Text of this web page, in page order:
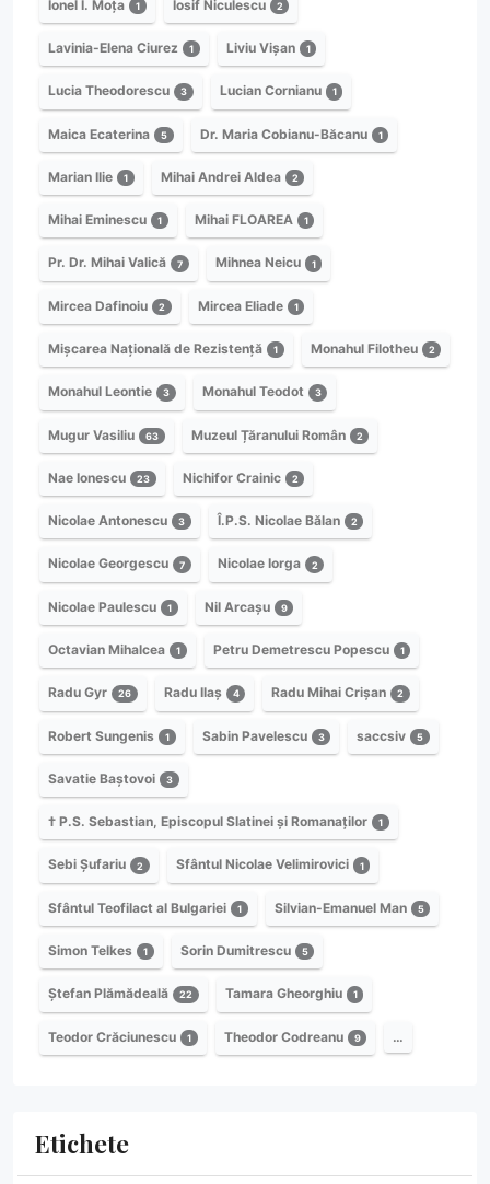
Ionel I. Moța 1 Iosif Niculescu 2
Lavinia-Elena Ciurez 1 Liviu Vișan 1
Lucia Theodorescu 3 Lucian Cornianu 1
Maica Ecaterina 5 Dr. Maria Cobianu-Băcanu 1
Marian Ilie 1 Mihai Andrei Aldea 2
Mihai Eminescu 1 Mihai FLOAREA 1
Pr. Dr. Mihai Valică 7 Mihnea Neicu 1
Mircea Dafinoiu 2 Mircea Eliade 1
Mișcarea Națională de Rezistență 1 Monahul Filotheu 2
Monahul Leontie 3 Monahul Teodot 3
Mugur Vasiliu 63 Muzeul Țăranului Român 2
Nae Ionescu 23 Nichifor Crainic 2
Nicolae Antonescu 3 Î.P.S. Nicolae Bălan 2
Nicolae Georgescu 7 Nicolae Iorga 2
Nicolae Paulescu 1 Nil Arcașu 9
Octavian Mihalcea 1 Petru Demetrescu Popescu 1
Radu Gyr 26 Radu Ilaș 4 Radu Mihai Crișan 2
Robert Sungenis 1 Sabin Pavelescu 3 saccsiv 5
Savatie Baștovoi 3
† P.S. Sebastian, Episcopul Slatinei și Romanaților 1
Sebi Șufariu 2 Sfântul Nicolae Velimirovici 1
Sfântul Teofilact al Bulgariei 1 Silvian-Emanuel Man 5
Simon Telkes 1 Sorin Dumitrescu 5
Ștefan Plămădeală 22 Tamara Gheorghiu 1
Teodor Crăciunescu 1 Theodor Codreanu 9 …
Etichete